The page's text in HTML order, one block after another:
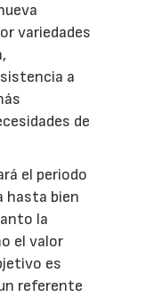
variedades
a
de
el periodo
hasta bien
la
el valor
es
referente